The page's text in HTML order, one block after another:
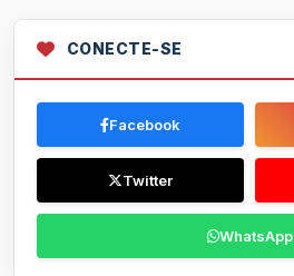
CONECTE-SE
Facebook
Twitter
WhatsApp